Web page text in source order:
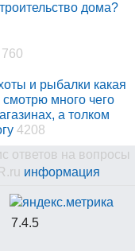
дома?
760
и рыбалки какая
много чего
а толком
4208
ответов на вопросы
информация
7.4.5